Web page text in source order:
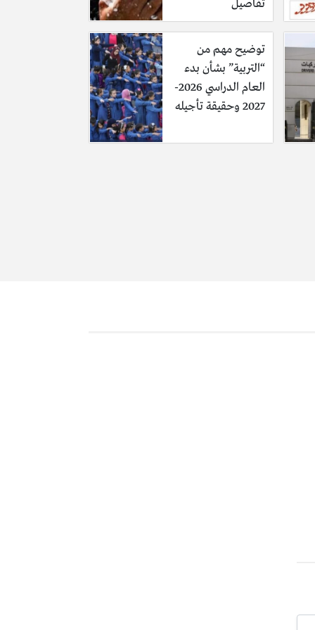
نتائج الاختبارات التي أجرتها منظمة “اليونسيف” على مدار عام
في مستوى التحصيل، مما يبشر بأن التعليم
تفاصيل
توضيح مهم من
“التربية” بشأن بدء
العام الدراسي 2026-
2027 وحقيقة تأجيله